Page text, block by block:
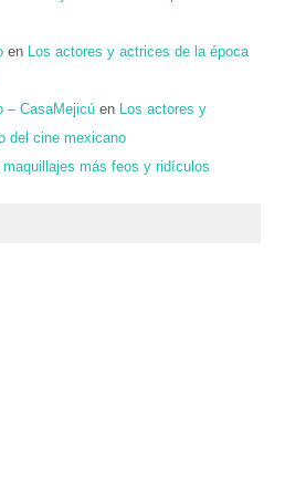
en
Los actores y actrices de la época
– CasaMejicú en
Los actores y
del cine mexicano
maquillajes más feos y ridículos